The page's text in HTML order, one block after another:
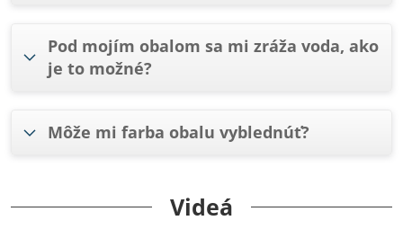
Pod mojím obalom sa mi zráža voda, ako
je to možné?
Môže mi farba obalu vyblednúť?
Videá